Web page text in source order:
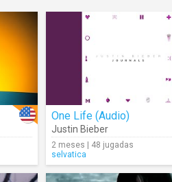
One Life (Audio)
Justin Bieber
2 meses | 48 jugadas
selvatica